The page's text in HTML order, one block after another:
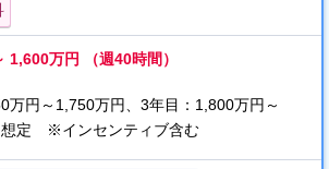
常勤扱いとなります。
00分（休憩45分）
00分（休憩60分）
1,600万円 （週40時間）
万円～1,750万円、3年目：1,800万円～
想定 ※インセンティブ含む